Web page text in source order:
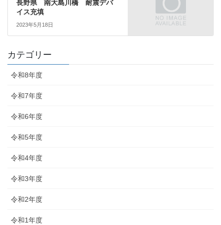
長野県 南大島川橋 耐震デバ
イス充填
2023年5月18日
カテゴリー
令和8年度
令和7年度
令和6年度
令和5年度
令和4年度
令和3年度
令和2年度
令和1年度